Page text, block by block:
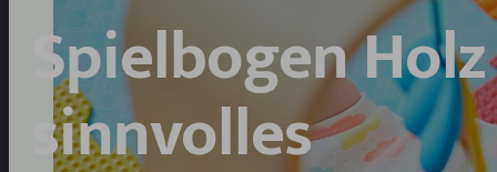
Spielbogen
sinnvolles